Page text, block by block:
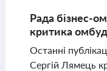
Рада бізнес-
критика
Останні
Сергій Лямець